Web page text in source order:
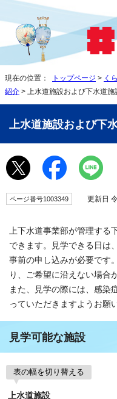
現在の位置： トップページ > く
紹介 > 上水道施設および下水道施
上水道施設および下
ページ番号1003349 更新日
上下水道事業部が管理す
できます。見学できる日は
事前の申し込みが必要です
り、ご希望に沿えない場合
また、見学の際には、感染
っていただきますようお願
見学可能な施設
表の幅を切り替える
上水道施設